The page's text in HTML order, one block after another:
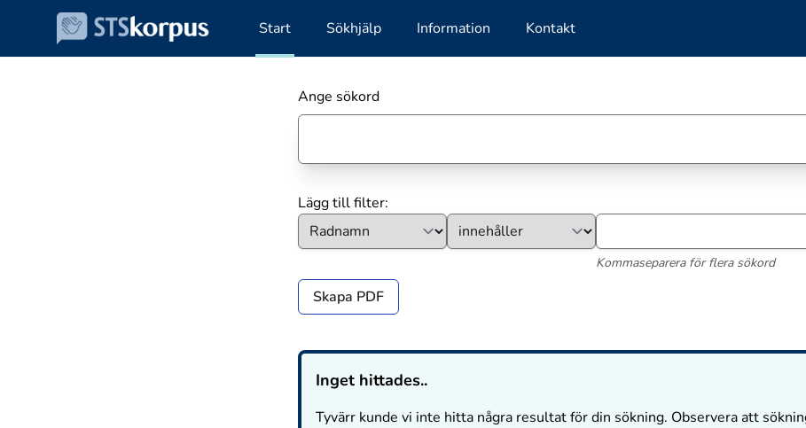
Start Sökhjälp Information Kontakt
Ange sökord
Lägg till filter:
Kommaseparera för flera sökord
Skapa PDF
Inget hittades..
Tyvärr kunde vi inte hitta några resultat för din sökning. Observera att